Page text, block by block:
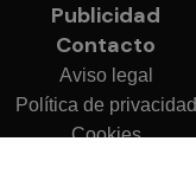
Publicidad
Contacto
Aviso legal
Política de privacidad
Cookies